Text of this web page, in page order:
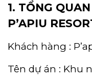
1. TỔNG
P’APIU
Khách hàng :
Tên dự án : Khu